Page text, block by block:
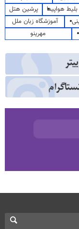
بلیط هواپیما
پرشین هتل
آموزشگاه زبان ملل
مهرینو